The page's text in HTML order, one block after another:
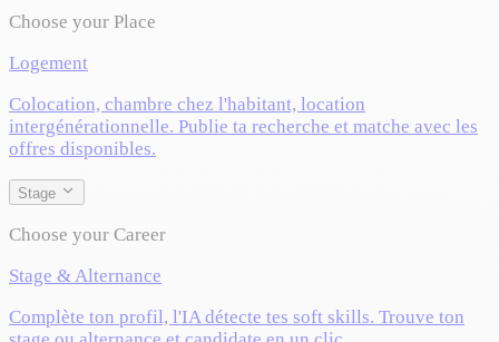
Choose your Place
Logement
Colocation, chambre chez l'habitant, location
intergénérationnelle. Publie ta recherche et matche avec les
offres disponibles.
Stage
Choose your Career
Stage & Alternance
Complète ton profil, l'IA détecte tes soft skills. Trouve ton